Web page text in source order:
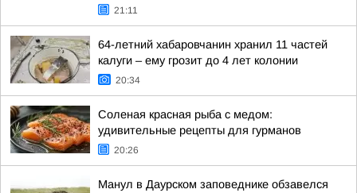
21:11
64-летний хабаровчанин хранил 11 частей
калуги – ему грозит до 4 лет колонии
20:34
Соленая красная рыба с медом:
удивительные рецепты для гурманов
20:26
Манул в Даурском заповеднике обзавелся